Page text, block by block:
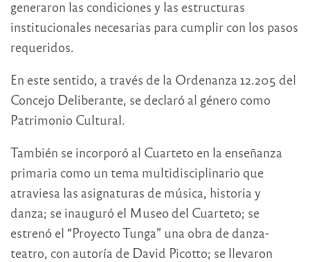
generaron las condiciones y las estructuras
institucionales necesarias para cumplir con los pasos
requeridos.
En este sentido, a través de la Ordenanza 12.205 del
Concejo Deliberante, se declaró al género como
Patrimonio Cultural.
También se incorporó al Cuarteto en la enseñanza
primaria como un tema multidisciplinario que
atraviesa las asignaturas de música, historia y
danza; se inauguró el Museo del Cuarteto; se
estrenó el “Proyecto Tunga” una obra de danza-
teatro, con autoría de David Picotto; se llevaron